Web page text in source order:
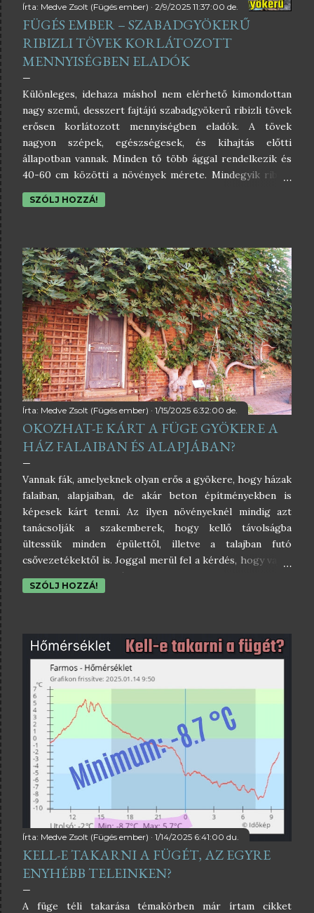
Írta: Medve Zsolt (Fügés ember) 2/9/2025 11:37:00 de.
FÜGÉS EMBER – SZABADGYÖKERŰ
RIBIZLI TÖVEK KORLÁTOZOTT
MENNYISÉGBEN ELADÓK
Különleges, idehaza máshol nem elérhető kimondottan
nagy szemű, desszert fajtájú szabadgyökerű ribizli tövek
erősen korlátozott mennyiségben eladók. A tövek
nagyon szépek, egészségesek, és kihajtás előtti
állapotban vannak. Minden tő több ággal rendelkezik és
40-60 cm közötti a növények mérete. Mindegyik ribizli
ültetésre kész, sőt! Amint megérkezik, érdemes rögtön
elültetni a helyére. A ribizli -35 °C-ig télálló, így nem kell
bepenészedhet, illetve berohadhat a gyökere. Ezért azt
tanácsolom, mindenképpen ültesd el, amint megérkezett
hozzád.Különleges, idehaza máshol nem elérhető,
kimondottan nagy szemű,
SZÓLJ HOZZÁ!
Írta: Medve Zsolt (Fügés ember) 1/15/2025 6:32:00 de.
OKOZHAT-E KÁRT A FÜGE GYÖKERE A
HÁZ FALAIBAN ÉS ALAPJÁBAN?
Vannak fák, amelyeknek olyan erős a gyökere, hogy házak
falaiban, alapjaiban, de akár beton építményekben is
képesek kárt tenni. Az ilyen növényeknél mindig azt
tanácsolják a szakemberek, hogy kellő távolságba
ültessük minden épülettől, illetve a talajban futó
csővezetékektől is. Joggal merül fel a kérdés, hogy vajon
a füge is ilyen növény-e, hogy a füge gyökerei kárt
okozhatnak-e a házunk falaiban vagy annak alapjában, ha
gyökereket, így nem is képes kárt okozni az épületek
szerkezeteiben amennyiben azoknak stabil alapjuk van. A
füge törzsei sem olyan erősek, hogy kárt okozzanak a
falszerkezetekben.
SZÓLJ HOZZÁ!
Írta: Medve Zsolt (Fügés ember) 1/14/2025 6:41:00 du.
KELL-E TAKARNI A FÜGÉT, AZ EGYRE
ENYHÉBB TELEINKEN?
A füge téli takarása témakörben már írtam cikket